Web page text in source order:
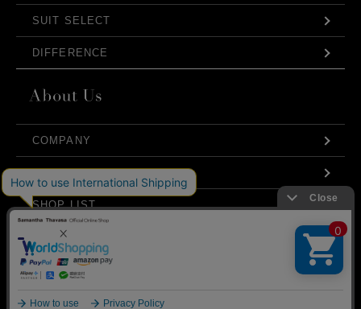
価格(安い順)
商品品番
SUIT SELECT
DIFFERENCE
COMPANY
PROFILE
SHOP LIST
STRATEGY
CSR
弊社はCookieを利用し、Webの利便性向上に努め
ております。「承諾する」をクリックしていただ
くと、お客様に最適な内容を提供することが可能
ご覧ください。
承諾する